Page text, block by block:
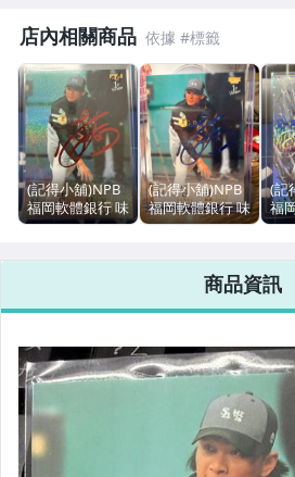
偶像、球員卡與郵幣
手錶與飾品配件
美容保養與彩妝
家電與影音視聽
運動、戶外與休閒
店內相關商品
(記得小舖)NPB
福岡軟體銀行 味
全龍徐若熙龍之
赤箔印刷簽名限
(記得小舖)NPB
福岡軟體銀行 味
全龍徐若熙龍之
青箔印刷簽名限
量75張 現貨如
(記
福
全
量
圖
商品資訊